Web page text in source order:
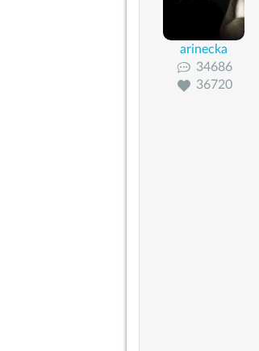
arinecka
34686
36720